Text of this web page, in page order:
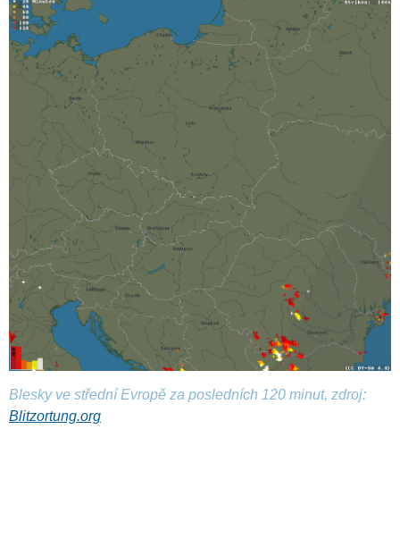
Blesky ve střední Evropě za posledních 120 minut, zdroj:
Blitzortung.org